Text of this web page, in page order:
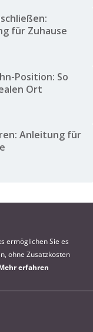
für Zuhause
Position: So
Ort
Anleitung für
ermöglichen Sie es
ohne Zusatzkosten
erfahren